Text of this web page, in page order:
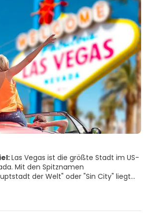
Las Vegas ist die größte Stadt im US-
Mit den Spitznamen
der Welt" oder "Sin City" liegt
ist weltweit berühmt für seine
beherbergt viele Mega-